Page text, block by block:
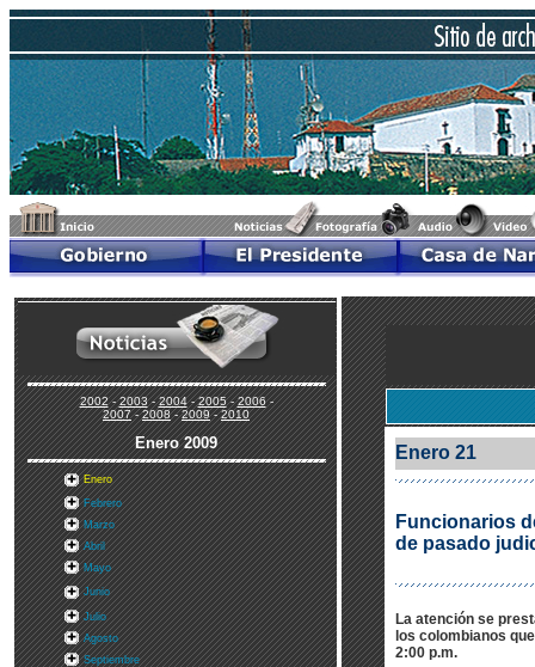
2002-2003-2004-2005-2006-
2007-2008-2009-2010
Enero2009
Enero
Febrero
Marzo
Abril
Mayo
Junio
Julio
Agosto
Septiembre
Enero 21
Funcionarios
de pasado
La atención se
los colombianos
2:00 p.m.